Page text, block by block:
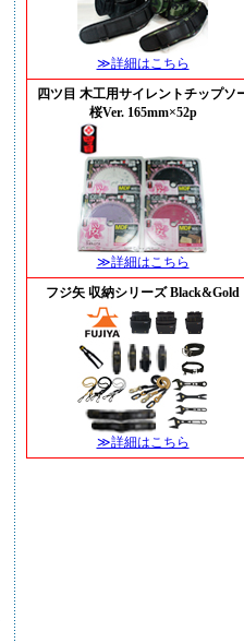
≫詳細はこちら
四ツ目 木工用サイレントチップソ
桜Ver. 165mm×52p
≫詳細はこちら
フジ矢 収納シリーズ Black&Gold
≫詳細はこちら